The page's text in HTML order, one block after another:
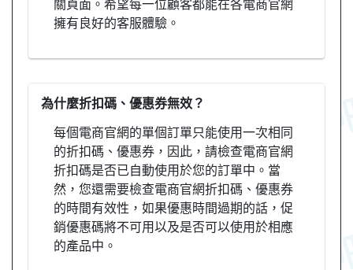
關頁面。希望每一位顧客都能在各電商官網
擁有良好的客服體驗。
為什麼折扣碼、優惠券無效？
每個電商官網的單個訂單只能使用一次相同
的折扣碼、優惠券，因此，請檢查電商官網
折扣碼是否已自動使用於您的訂單中。當
然，您還需要檢查電商官網折扣碼、優惠券
的時間有效性，如果優惠時間過期的話，促
銷優惠碼將不可用以及是否可以使用於相應
的產品中。